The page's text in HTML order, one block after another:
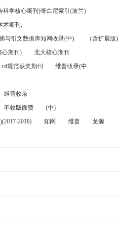
科学核心期刊)哥白尼索引(波兰)
术期刊,
与引文数据库知网收录(中)
（含扩展版)
心期刊)
北大核心期刊
cd规范获奖期刊
维普收录(中
维普收录
不收版面费
(中)
2018) 知网 维普
龙源